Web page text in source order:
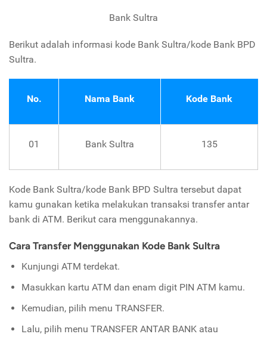
Bank Sultra
Berikut adalah informasi kode Bank Sultra/kode Bank BPD
Sultra.
No. Nama Bank Kode Bank
01 Bank Sultra 135
Kode Bank Sultra/kode Bank BPD Sultra tersebut dapat
kamu gunakan ketika melakukan transaksi transfer antar
bank di ATM. Berikut cara menggunakannya.
Cara Transfer Menggunakan Kode Bank Sultra
Kunjungi ATM terdekat.
Masukkan kartu ATM dan enam digit PIN ATM kamu.
Kemudian, pilih menu TRANSFER.
Lalu, pilih menu TRANSFER ANTAR BANK atau